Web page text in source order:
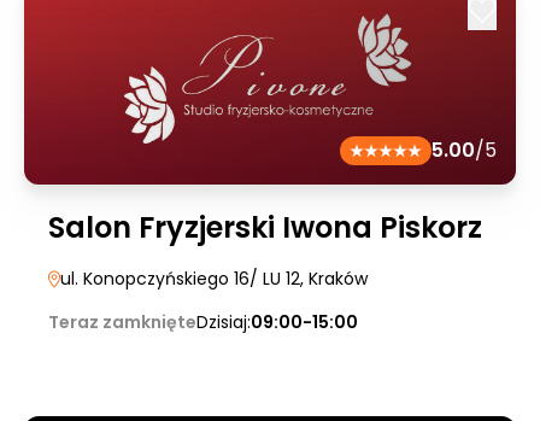
5.00/5
Salon Fryzjerski Iwona Piskorz
ul. Konopczyńskiego 16/ LU 12, Kraków
Teraz zamknięteDzisiaj:09:00-15:00